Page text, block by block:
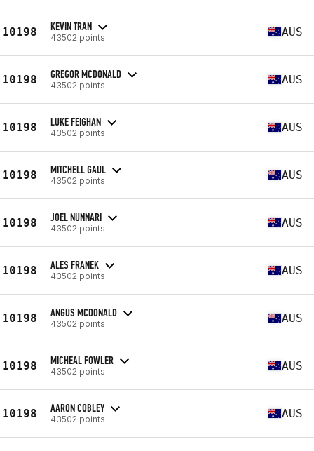
10198 KEVIN TRAN
43502 points AUS
10198 GREGOR MCDONALD
43502 points AUS
10198 LUKE FEIGHAN
43502 points AUS
10198 MITCHELL GAUL
43502 points AUS
10198 JOEL NUNNARI
43502 points AUS
10198 ALES FRANEK
43502 points AUS
10198 ANGUS MCDONALD
43502 points AUS
10198 MICHEAL FOWLER
43502 points AUS
10198 AARON COBLEY
43502 points AUS